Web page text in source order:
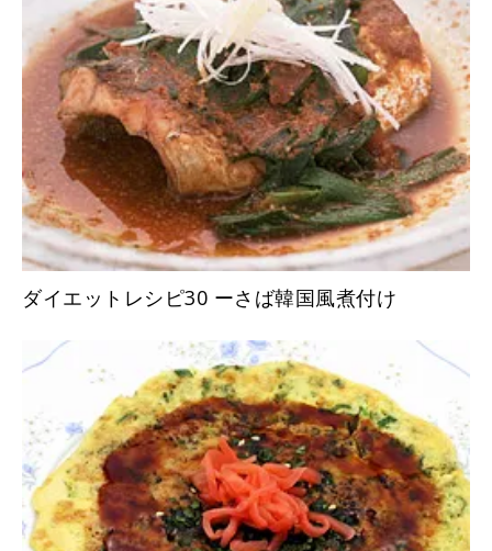
ダイエットレシピ30 ーさば韓国風煮付け